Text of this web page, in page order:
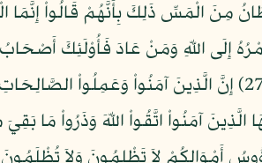
مِنَ الْمَسِّ ذَلِكَ بِأَنَّهُمْ قَالُواْ إِنَّمَا
يَمْحَقُ اللّهُ الْرِّبَا وَيُرْبِي الصَّدَقَاتِ وَاللّهُ لاَ يُحِبُّ كُلَّ كَفَّارٍ أَثِيمٍ (276)